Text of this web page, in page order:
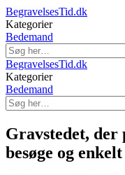
BegravelsesTid.dk
Kategorier
Bedemand
BegravelsesTid.dk
Kategorier
Bedemand
Gravstedet, der
besøge og